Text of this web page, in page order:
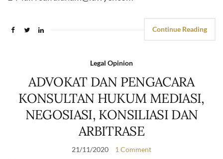
Continue Reading
Legal Opinion
ADVOKAT DAN PENGACARA
KONSULTAN HUKUM MEDIASI,
NEGOSIASI, KONSILIASI DAN
ARBITRASE
21/11/2020 1 Comment